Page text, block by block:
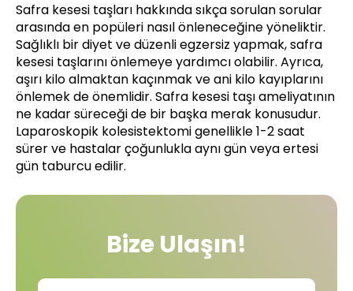
Safra kesesi taşları hakkında sıkça sorulan sorular
arasında en popüleri nasıl önleneceğine yöneliktir.
Sağlıklı bir diyet ve düzenli egzersiz yapmak, safra
kesesi taşlarını önlemeye yardımcı olabilir. Ayrıca,
aşırı kilo almaktan kaçınmak ve ani kilo kayıplarını
önlemek de önemlidir. Safra kesesi taşı ameliyatının
ne kadar süreceği de bir başka merak konusudur.
Laparoskopik kolesistektomi genellikle 1-2 saat
sürer ve hastalar çoğunlukla aynı gün veya ertesi
gün taburcu edilir.
Bize Ulaşın!